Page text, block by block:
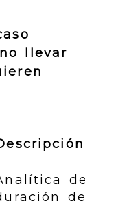
llevar
de
de